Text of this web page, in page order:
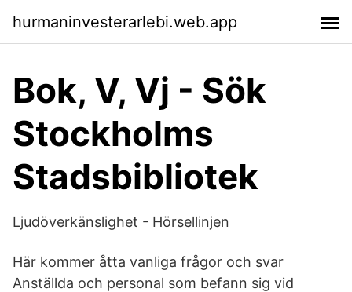
hurmaninvesterarlebi.web.app
Bok, V, Vj - Sök
Stockholms
Stadsbibliotek
Ljudöverkänslighet - Hörsellinjen
Här kommer åtta vanliga frågor och svar
Anställda och personal som befann sig vid